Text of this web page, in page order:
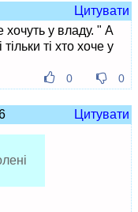
Цитувати
хочуть у владу. " А
ті хто хоче у
0 0
Цитувати